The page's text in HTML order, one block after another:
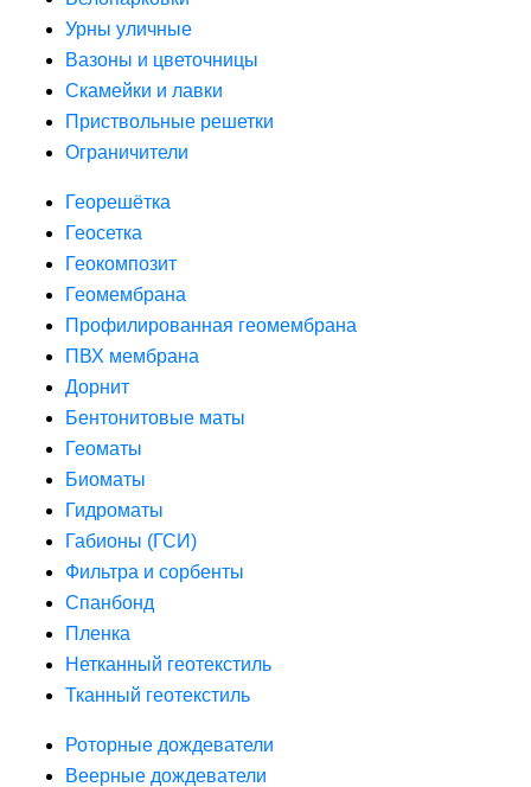
Урны уличные
Вазоны и цветочницы
Скамейки и лавки
Приствольные решетки
Ограничители
Георешётка
Геосетка
Геокомпозит
Геомембрана
Профилированная геомембрана
ПВХ мембрана
Дорнит
Бентонитовые маты
Геоматы
Биоматы
Гидроматы
Габионы (ГСИ)
Фильтра и сорбенты
Спанбонд
Пленка
Нетканный геотекстиль
Тканный геотекстиль
Роторные дождеватели
Веерные дождеватели